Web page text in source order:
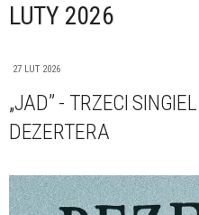
LUTY 2026
27 LUT 2026
„JAD” - TRZECI
DEZERTERA